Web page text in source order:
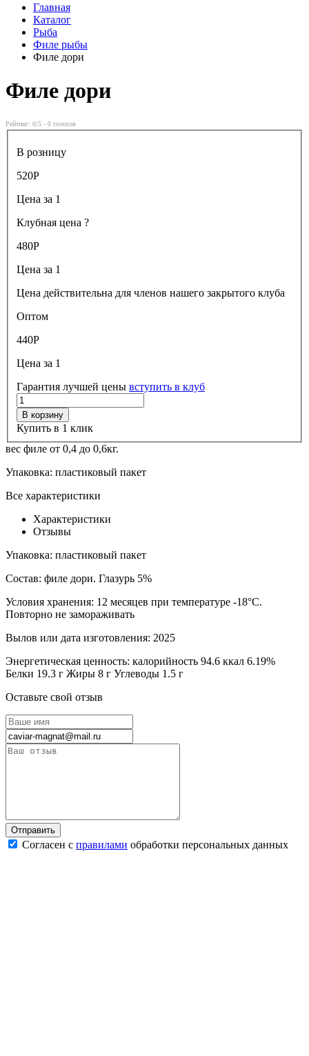
Главная
Каталог
Рыба
Филе рыбы
Филе дори
Филе дори
Рейтинг: 0/5 - 0 голосов
В розницу
520Р
Цена за 1
Клубная цена ?
480Р
Цена за 1
Цена действительна для членов нашего закрытого клуба
Оптом
440Р
Цена за 1
Гарантия лучшей цены вступить в клуб
В корзину
Купить в 1 клик
вес филе от 0,4 до 0,6кг.
Упаковка: пластиковый пакет
Все характеристики
Характеристики
Отзывы
Упаковка: пластиковый пакет
Состав: филе дори. Глазурь 5%
Условия хранения: 12 месяцев при температуре -18°С.
Повторно не замораживать
Вылов или дата изготовления: 2025
Энергетическая ценность: калорийность 94.6 ккал 6.19%
Белки 19.3 г Жиры 8 г Углеводы 1.5 г
Оставьте свой отзыв
Согласен с правилами обработки персональных данных